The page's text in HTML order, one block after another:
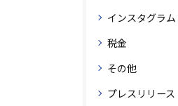
インスタグラム
税金
その他
プレスリリース